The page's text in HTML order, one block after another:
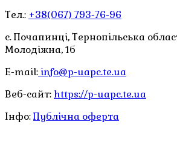
Тел.: +38(067) 793-76-96
с. Почапинці, Тернопільська
Молодіжна, 1б
E-mail: info@p-uapc.te.ua
Веб-сайт: https://p-uapc.te.ua
Інфо:Публічна оферта